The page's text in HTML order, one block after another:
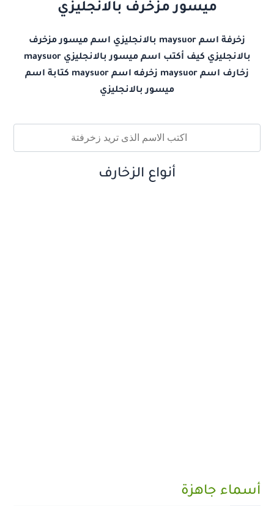
ميسور مزخرف بالانجليزي
زخرفة اسم maysuor بالانجليزي اسم ميسور مزخرف
بالانجليزي كيف أكتب اسم ميسور بالانجليزي maysuor
زخارف اسم maysuor زخرفه اسم maysuor كتابة اسم
ميسور بالانجليزي
أنواع الزخارف
أسماء جاهزة